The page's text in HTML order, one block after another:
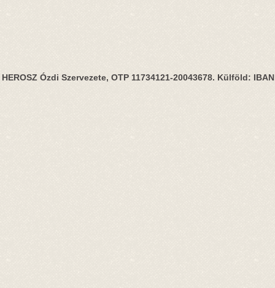
HEROSZ Ózdi Szervezete, OTP 11734121-20043678. Külföld: